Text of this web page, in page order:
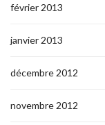
février 2013
janvier 2013
décembre 2012
novembre 2012